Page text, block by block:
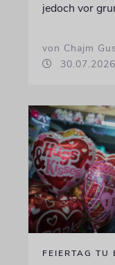
jedoch vor
von Chajm
30.07.2026
FEIERTAG TU